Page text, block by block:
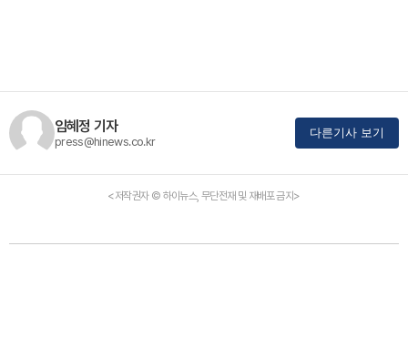
임혜정 기자
press@hinews.co.kr
다른기사 보기
<저작권자 © 하이뉴스, 무단전재 및 재배포 금지>